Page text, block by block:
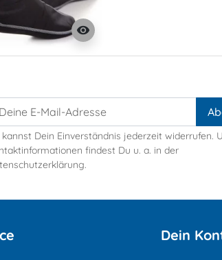
visibility
Dein Einverständnis jederzeit widerrufen.
findest Du u. a. in der
Dein